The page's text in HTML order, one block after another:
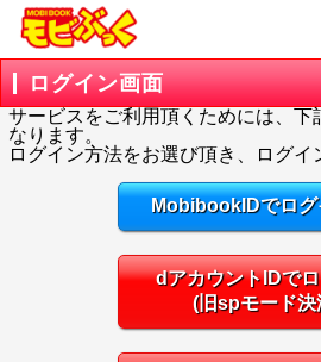
ログイン画面
サービスをご利用頂くためには、下
なります。
ログイン方法をお選び頂き、ログイ
MobibookIDでログ
dアカウントIDで
(旧spモード決